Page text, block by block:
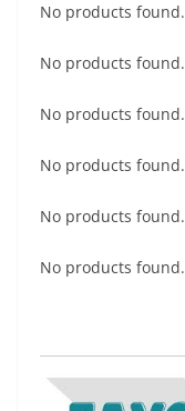
No products found.
No products found.
No products found.
No products found.
No products found.
No products found.